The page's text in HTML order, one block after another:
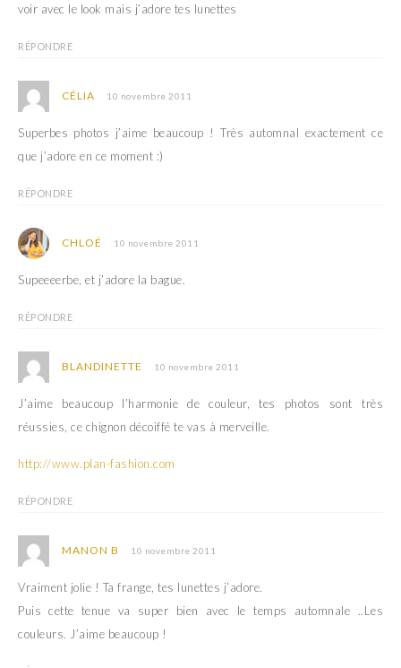
voir avec le look mais j’adore tes lunettes
RÉPONDRE
CÉLIA 10 novembre 2011
Superbes photos j’aime beaucoup ! Très automnal exactement ce
que j’adore en ce moment :)
RÉPONDRE
CHLOÉ 10 novembre 2011
Supeeeerbe, et j’adore la bague.
RÉPONDRE
BLANDINETTE 10 novembre 2011
J’aime beaucoup l’harmonie de couleur, tes photos sont très
réussies, ce chignon décoiffé te vas à merveille.
http://www.plan-fashion.com
RÉPONDRE
MANON B 10 novembre 2011
Vraiment jolie ! Ta frange, tes lunettes j’adore.
Puis cette tenue va super bien avec le temps automnale ..Les
couleurs. J’aime beaucoup !